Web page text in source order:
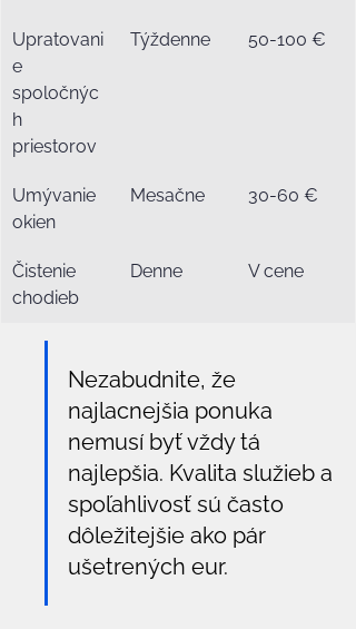
Upratovani
e
spoločnýc
h
priestorov
Týždenne 50-100 €
Umývanie
okien
Mesačne 30-60 €
Čistenie
chodieb
Denne V cene
Nezabudnite, že
najlacnejšia ponuka
nemusí byť vždy tá
najlepšia. Kvalita služieb a
spoľahlivosť sú často
dôležitejšie ako pár
ušetrených eur.